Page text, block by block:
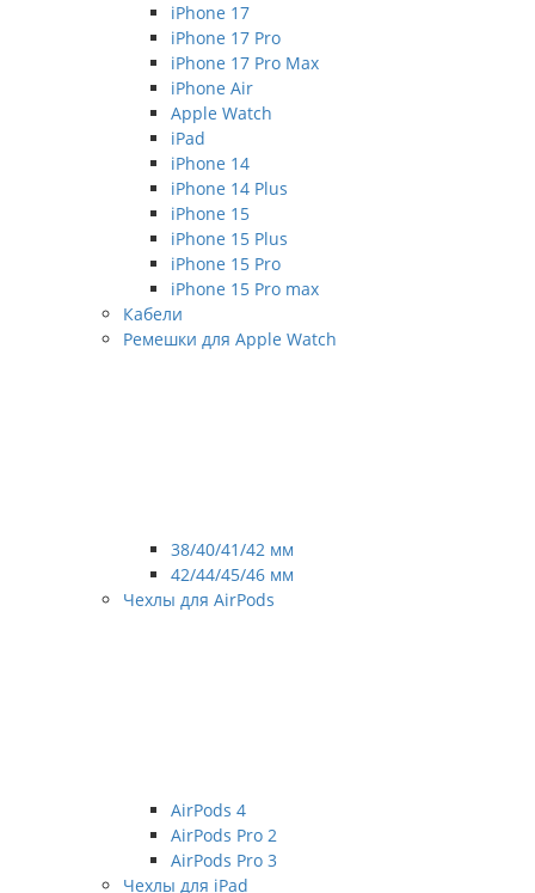
iPhone 17
iPhone 17 Pro
iPhone 17 Pro Max
iPhone Air
Apple Watch
iPad
iPhone 14
iPhone 14 Plus
iPhone 15
iPhone 15 Plus
iPhone 15 Pro
iPhone 15 Pro max
Кабели
Ремешки для Apple Watch
38/40/41/42 мм
42/44/45/46 мм
Чехлы для AirPods
AirPods 4
AirPods Pro 2
AirPods Pro 3
Чехлы для iPad